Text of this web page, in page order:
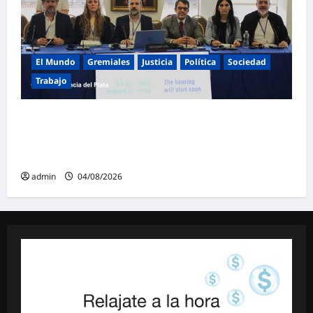
El Mundo Gremiales Justicia Política
Sociedad
Trabajo
admin 04/08/2026